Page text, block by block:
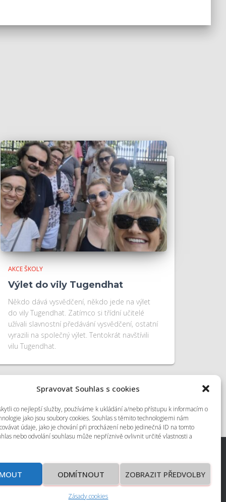
Spravovat Souhlas s cookies
co nejlepší služby, používáme k ukládání a/nebo přístupu k informacím o
jako jsou soubory cookies. Souhlas s těmito technologiemi nám
údaje, jako je chování při procházení nebo jedinečná ID na tomto
nebo odvolání souhlasu může nepříznivě ovlivnit určité vlastnosti a
ODMÍTNOUT ZOBRAZIT PŘEDVOLBY
Zásady cookies
AKCE ŠKOLY
Výlet do vily Tugendhat
Někdo dává vysvědčení, někdo jede na výlet
do vily Tugendhat. Zatímco si třídní učitelé
užívali slavnostní předávání vysvědčení, ostatní
vyrazili na společný výlet. Tentokrát navštívili
vilu Tugendhat.